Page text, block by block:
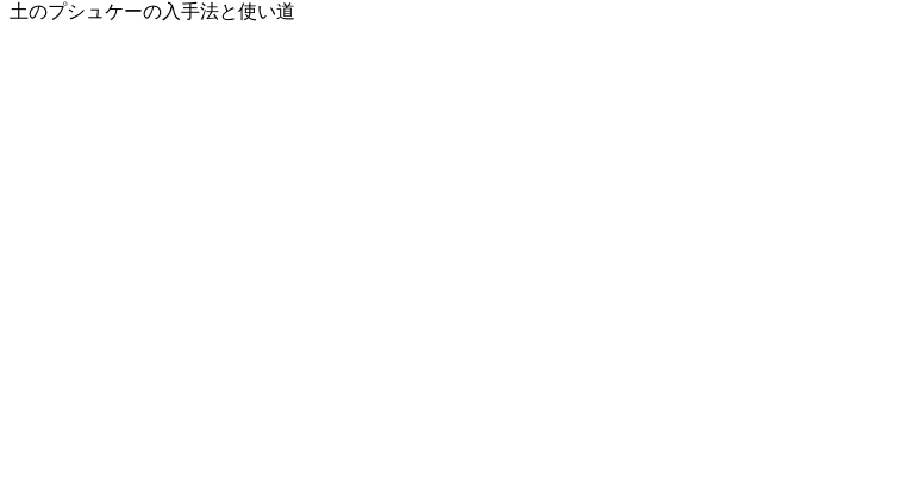
土のプシュケーの入手法と使い道